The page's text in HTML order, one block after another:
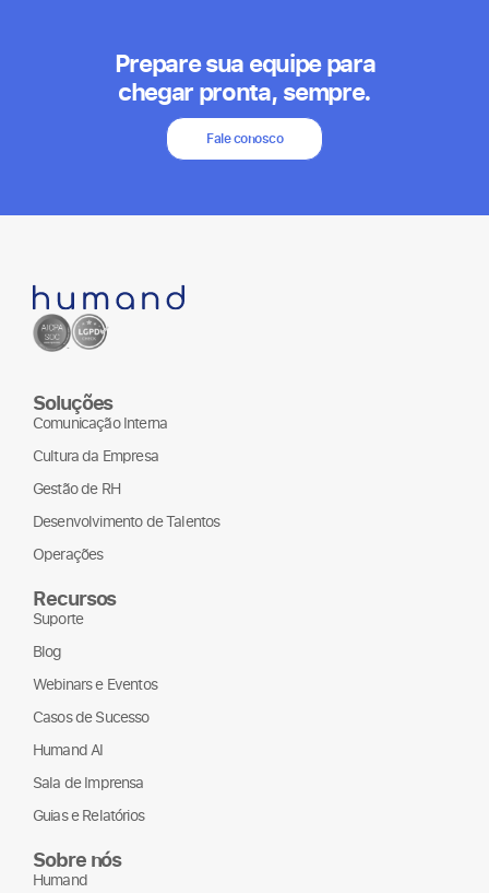
Prepare sua equipe para
chegar pronta, sempre.
Fale conosco
Soluções
Comunicação Interna
Cultura da Empresa
Gestão de RH
Desenvolvimento de Talentos
Operações
Recursos
Suporte
Blog
Webinars e Eventos
Casos de Sucesso
Humand AI
Sala de Imprensa
Guias e Relatórios
Sobre nós
Humand